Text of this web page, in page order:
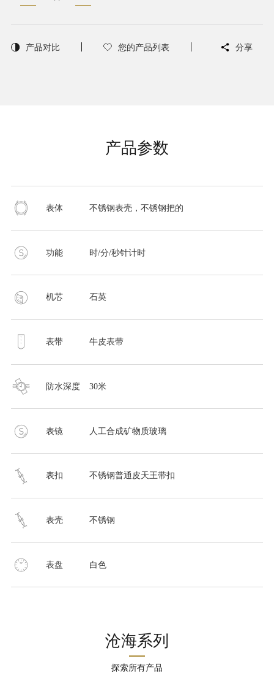
产品对比 您的产品列表 分享
产品参数
表体 不锈钢表壳，不锈钢把的
功能 时/分/秒针计时
机芯 石英
表带 牛皮表带
防水深度 30米
表镜 人工合成矿物质玻璃
表扣 不锈钢普通皮天王带扣
表壳 不锈钢
表盘 白色
沧海系列
探索所有产品